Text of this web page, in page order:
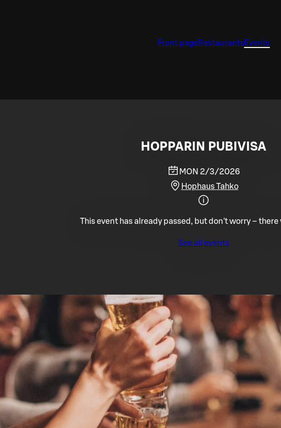
Front pageRestaurantsEvents
HOPPARIN PUBIVISA
MON 2/3/2026
Hophaus Tahko
This event has already passed, but don't worry – there
See all events